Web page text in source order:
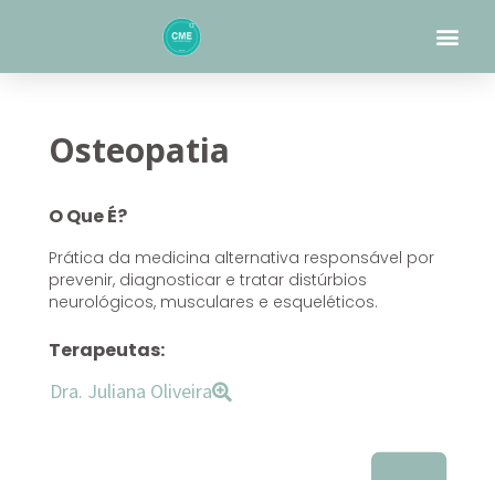
Osteopatia
O Que É?
Prática da medicina alternativa responsável por
prevenir, diagnosticar e tratar distúrbios
neurológicos, musculares e esqueléticos.
Terapeutas:
Dra. Juliana Oliveira